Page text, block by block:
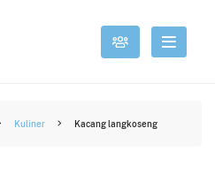
Kuliner Kacang langkoseng